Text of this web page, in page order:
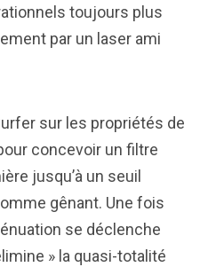
toujours plus
par un laser ami
sur les propriétés de
concevoir un filtre
jusqu’à un seuil
gênant. Une fois
se déclenche
» la quasi-totalité